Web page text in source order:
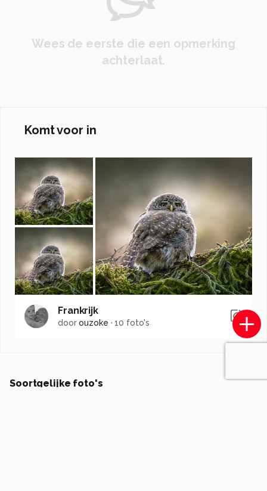
Wees de eerste die een opmerking
achterlaat.
Komt voor in
Frankrijk
doorouzoke ·10 foto's
Soortgelijke foto's